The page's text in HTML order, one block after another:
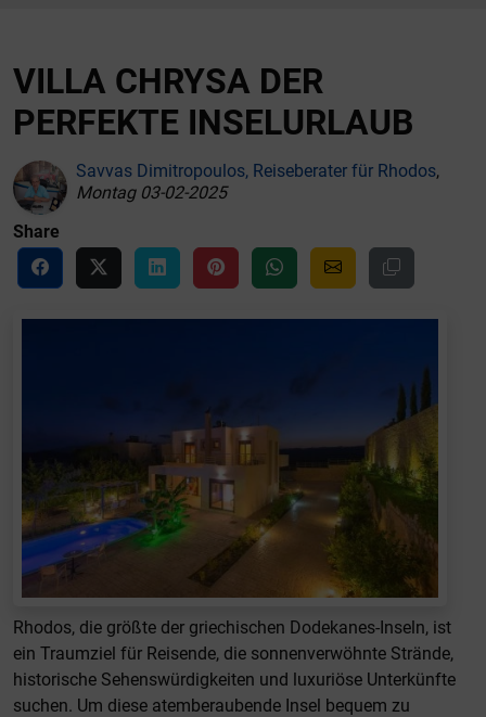
VILLA CHRYSA DER
PERFEKTE INSELURLAUB
Savvas Dimitropoulos, Reiseberater für Rhodos,
Montag 03-02-2025
Share
Rhodos, die größte der griechischen Dodekanes-Inseln, ist
ein Traumziel für Reisende, die sonnenverwöhnte Strände,
historische Sehenswürdigkeiten und luxuriöse Unterkünfte
suchen. Um diese atemberaubende Insel bequem zu